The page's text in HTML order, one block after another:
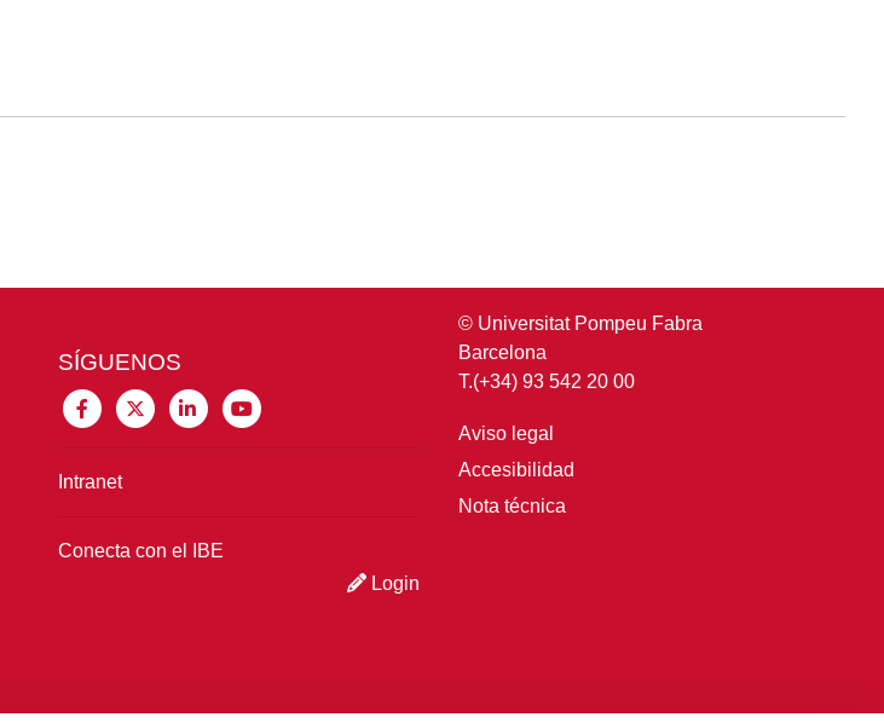
SÍGUENOS
Intranet
Conecta con el IBE
Login
© Universitat Pompeu Fabra
Barcelona
T.(+34) 93 542 20 00
Aviso legal
Accesibilidad
Nota técnica